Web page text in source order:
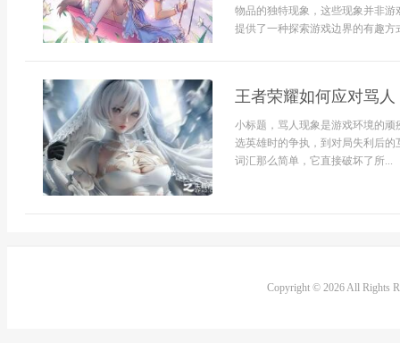
物品的独特现象，这些现象并非
提供了一种探索游戏边界的有趣方
王者荣耀如何应对骂
小标题，骂人现象是游戏环境的
选英雄时的争执，到对局失利后
词汇那么简单，它直接破坏了所...
Copyright © 2026 All Rights